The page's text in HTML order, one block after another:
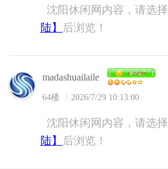
沈阳休闲网内容，请选择
陆】
后浏览！
madashuailaile
64楼 2026/7/29 10:13:00
沈阳休闲网内容，请选择
陆】
后浏览！